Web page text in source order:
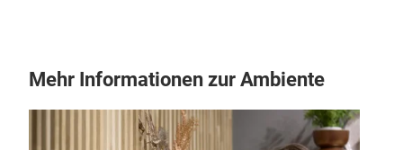
Mehr Informationen zur Ambiente